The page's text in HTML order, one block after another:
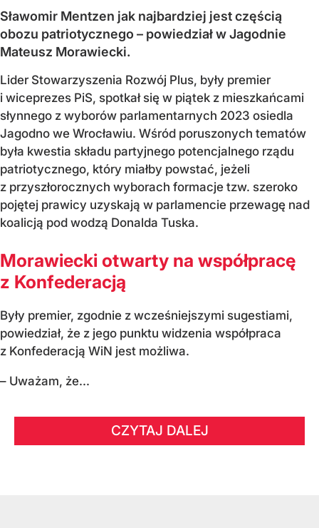
Sławomir Mentzen jak najbardziej jest częścią
obozu patriotycznego – powiedział w Jagodnie
Mateusz Morawiecki.
Lider Stowarzyszenia Rozwój Plus, były premier
i wiceprezes PiS, spotkał się w piątek z mieszkańcami
słynnego z wyborów parlamentarnych 2023 osiedla
Jagodno we Wrocławiu. Wśród poruszonych tematów
była kwestia składu partyjnego potencjalnego rządu
patriotycznego, który miałby powstać, jeżeli
z przyszłorocznych wyborach formacje tzw. szeroko
pojętej prawicy uzyskają w parlamencie przewagę nad
koalicją pod wodzą Donalda Tuska.
Morawiecki otwarty na współpracę
z Konfederacją
Były premier, zgodnie z wcześniejszymi sugestiami,
powiedział, że z jego punktu widzenia współpraca
z Konfederacją WiN jest możliwa.
– Uważam, że...
CZYTAJ DALEJ